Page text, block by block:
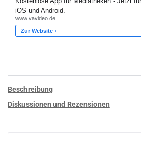
Beschreibung
Diskussionen und Rezensionen